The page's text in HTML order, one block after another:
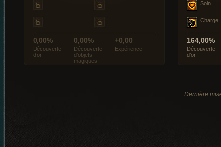
0,00%
Découverte
d’or
0,00%
Découverte
d’objets
magiques
+0,00
Expérience
Soin
Charge
164,00%
Découverte
d’or
Dernière